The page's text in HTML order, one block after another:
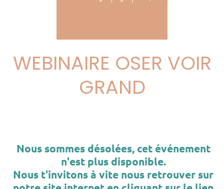
WEBINAIRE OSER VOIR
GRAND
Nous sommes désolées, cet événement
n'est plus disponible.
Nous t'invitons à vite nous retrouver sur